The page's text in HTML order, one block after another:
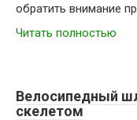
обратить внимание
Читать полностью
Велосипедный
скелетом